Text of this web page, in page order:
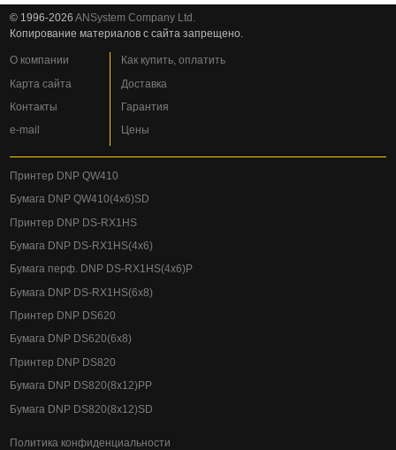
© 1996-2026ANSystem Company Ltd.
Копирование материалов с сайта запрещено.
О компании
Карта сайта
Контакты
e-mail
Как купить, оплатить
Доставка
Гарантия
Цены
Принтер DNP QW410
Бумага DNP QW410(4x6)SD
Принтер DNP DS-RX1HS
Бумага DNP DS-RX1HS(4x6)
Бумага перф. DNP DS-RX1HS(4x6)P
Бумага DNP DS-RX1HS(6x8)
Принтер DNP DS620
Бумага DNP DS620(6x8)
Принтер DNP DS820
Бумага DNP DS820(8x12)PP
Бумага DNP DS820(8x12)SD
Политика конфиденциальности